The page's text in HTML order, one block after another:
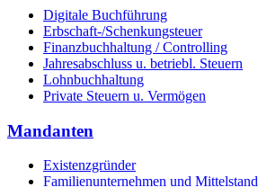
Digitale Buchführung
Erbschaft-/Schenkungsteuer
Finanzbuchhaltung / Controlling
Jahresabschluss u. betriebl. Steuern
Lohnbuchhaltung
Private Steuern u. Vermögen
Mandanten
Existenzgründer
Familienunternehmen und Mittelstand